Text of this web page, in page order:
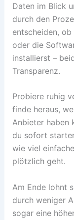
Daten im Blick
durch den
entscheiden,
oder die
installierst –
Transparenz.
Probiere ruhig
finde heraus,
Anbieter haben
du sofort
wie viel
plötzlich geht.
Am Ende lohnt
durch weniger
sogar eine